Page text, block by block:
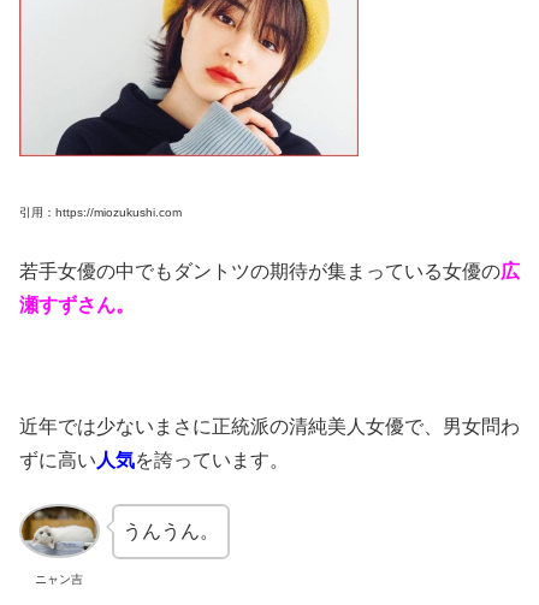
引用：https://miozukushi.com
若手女優の中でもダントツの期待が集まっている女優の広
瀬すずさん。
近年では少ないまさに正統派の清純美人女優で、男女問わ
ずに高い 人気を誇っています。
ニャン吉
うんうん。